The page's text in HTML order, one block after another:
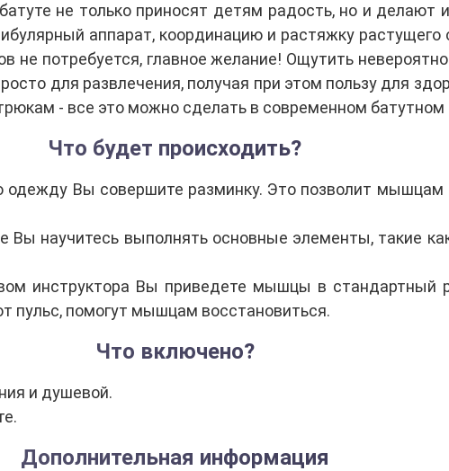
не только приносят детям радость, но и делают
аппарат, координацию и растяжку растущего
не потребуется, главное желание! Ощутить
для развлечения, получая при этом пользу для
- все это можно сделать в современном батутном
Что будет происходить?
одежду Вы совершите разминку. Это позволит мышцам
Вы научитесь выполнять основные элементы, такие
инструктора Вы приведете мышцы в стандартный
пульс, помогут мышцам восстановиться.
Что включено?
и душевой.
Дополнительная информация